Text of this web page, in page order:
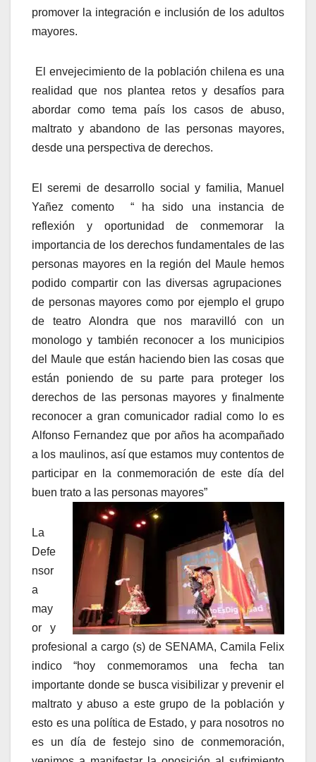
promover la integración e inclusión de los adultos
mayores.
El envejecimiento de la población chilena es una
realidad que nos plantea retos y desafíos para
abordar como tema país los casos de abuso,
maltrato y abandono de las personas mayores,
desde una perspectiva de derechos.
El seremi de desarrollo social y familia, Manuel
Yañez comento “ ha sido una instancia de
reflexión y oportunidad de conmemorar la
importancia de los derechos fundamentales de las
personas mayores en la región del Maule hemos
podido compartir con las diversas agrupaciones
de personas mayores como por ejemplo el grupo
de teatro Alondra que nos maravilló con un
monologo y también reconocer a los municipios
del Maule que están haciendo bien las cosas que
están poniendo de su parte para proteger los
derechos de las personas mayores y finalmente
reconocer a gran comunicador radial como lo es
Alfonso Fernandez que por años ha acompañado
a los maulinos, así que estamos muy contentos de
participar en la conmemoración de este día del
buen trato a las personas mayores”
La
Defe
nsor
a
may
or y
profesional a cargo (s) de SENAMA, Camila Felix
indico “hoy conmemoramos una fecha tan
importante donde se busca visibilizar y prevenir el
maltrato y abuso a este grupo de la población y
esto es una política de Estado, y para nosotros no
es un día de festejo sino de conmemoración,